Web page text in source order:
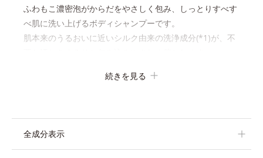
ふわもこ濃密泡がからだをやさしく包み、しっとりすべす
べ肌に洗い上げるボディシャンプーです。
肌本来のうるおいに近いシルク由来の洗浄成分(*1)が、不
合で、保湿成分が肌にぴたっと密着。洗い流した後も必要
ア”で、バスタイムに癒しのひとときをもたらします。
続きを見る
全成分表示